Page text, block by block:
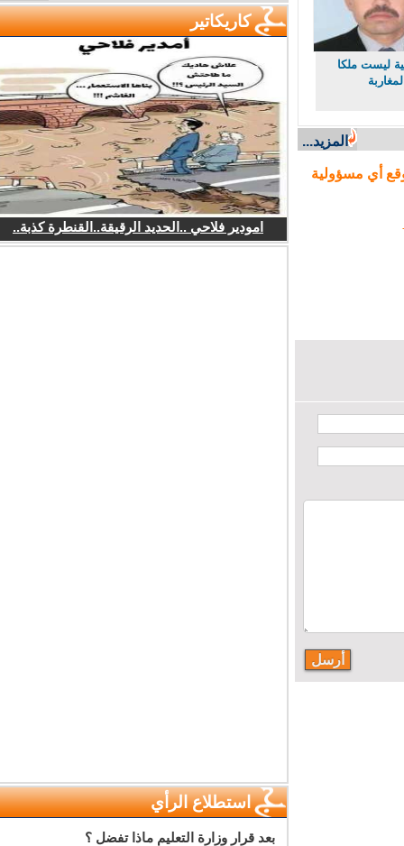
ليست ملكا
المزيد...
أي مسؤولية
كاريكاتير
امودير فلاحي ..الحديد الرقيقة..القنطرة كذبة..
استطلاع الرأي
بعد قرار وزارة التعليم ماذا تفضل ؟